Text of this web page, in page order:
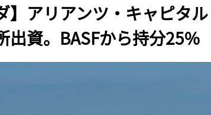
】アリアンツ・キャピタ
出資。BASFから持分25%